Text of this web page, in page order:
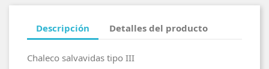
Descripción Detalles del producto
Chaleco salvavidas tipo III